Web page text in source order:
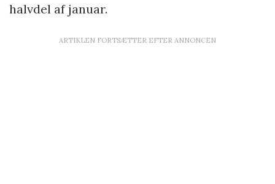
halvdel af januar.
ARTIKLEN FORTSÆTTER EFTER ANNONCEN